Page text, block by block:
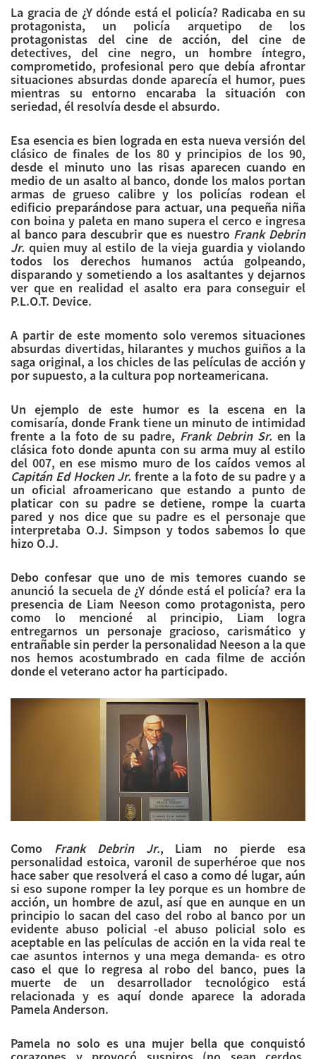
La gracia de ¿Y dónde está el policía? Radicaba en su
protagonista, un policía arquetipo de los
protagonistas del cine de acción, del cine de
detectives, del cine negro, un hombre íntegro,
comprometido, profesional pero que debía afrontar
situaciones absurdas donde aparecía el humor, pues
mientras su entorno encaraba la situación con
seriedad, él resolvía desde el absurdo.
Esa esencia es bien lograda en esta nueva versión del
clásico de finales de los 80 y principios de los 90,
desde el minuto uno las risas aparecen cuando en
medio de un asalto al banco, donde los malos portan
armas de grueso calibre y los policías rodean el
edificio preparándose para actuar, una pequeña niña
con boina y paleta en mano supera el cerco e ingresa
al banco para descubrir que es nuestro Frank Debrin
Jr. quien muy al estilo de la vieja guardia y violando
todos los derechos humanos actúa golpeando,
disparando y sometiendo a los asaltantes y dejarnos
ver que en realidad el asalto era para conseguir el
P.L.O.T. Device.
A partir de este momento solo veremos situaciones
absurdas divertidas, hilarantes y muchos guiños a la
saga original, a los chicles de las películas de acción y
por supuesto, a la cultura pop norteamericana.
Un ejemplo de este humor es la escena en la
comisaría, donde Frank tiene un minuto de intimidad
frente a la foto de su padre, Frank Debrin Sr. en la
clásica foto donde apunta con su arma muy al estilo
del 007, en ese mismo muro de los caídos vemos al
Capitán Ed Hocken Jr. frente a la foto de su padre y a
un oficial afroamericano que estando a punto de
platicar con su padre se detiene, rompe la cuarta
pared y nos dice que su padre es el personaje que
interpretaba O.J. Simpson y todos sabemos lo que
hizo O.J.
Debo confesar que uno de mis temores cuando se
anunció la secuela de ¿Y dónde está el policía? era la
presencia de Liam Neeson como protagonista, pero
como lo mencioné al principio, Liam logra
entregarnos un personaje gracioso, carismático y
entrañable sin perder la personalidad Neeson a la que
nos hemos acostumbrado en cada filme de acción
donde el veterano actor ha participado.
Como Frank Debrin Jr., Liam no pierde esa
personalidad estoica, varonil de superhéroe que nos
hace saber que resolverá el caso a como dé lugar, aún
si eso supone romper la ley porque es un hombre de
acción, un hombre de azul, así que en aunque en un
principio lo sacan del caso del robo al banco por un
evidente abuso policial -el abuso policial solo es
aceptable en las películas de acción en la vida real te
cae asuntos internos y una mega demanda- es otro
caso el que lo regresa al robo del banco, pues la
muerte de un desarrollador tecnológico está
relacionada y es aquí donde aparece la adorada
Pamela Anderson.
Pamela no solo es una mujer bella que conquistó